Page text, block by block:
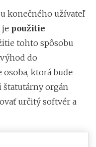
konečného užívateľ
použitie
tohto spôsobu
do
ktorá bude
štatutárny orgán
určitý softvér a